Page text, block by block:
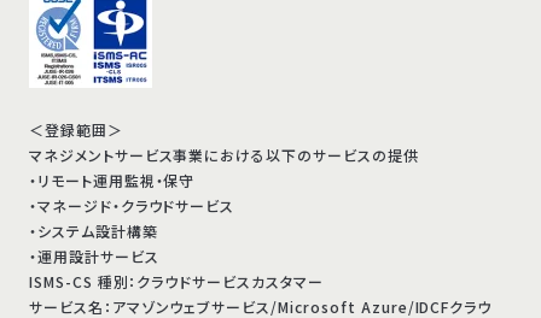
＜登録範囲＞
マネジメントサービス事業における以下のサービスの提供
・リモート運用監視・保守
・マネージド・クラウドサービス
・システム設計構築
・運用設計サービス
ISMS-CS 種別：クラウドサービスカスタマー
サービス名：アマゾンウェブサービス/Microsoft Azure/IDCFクラウ